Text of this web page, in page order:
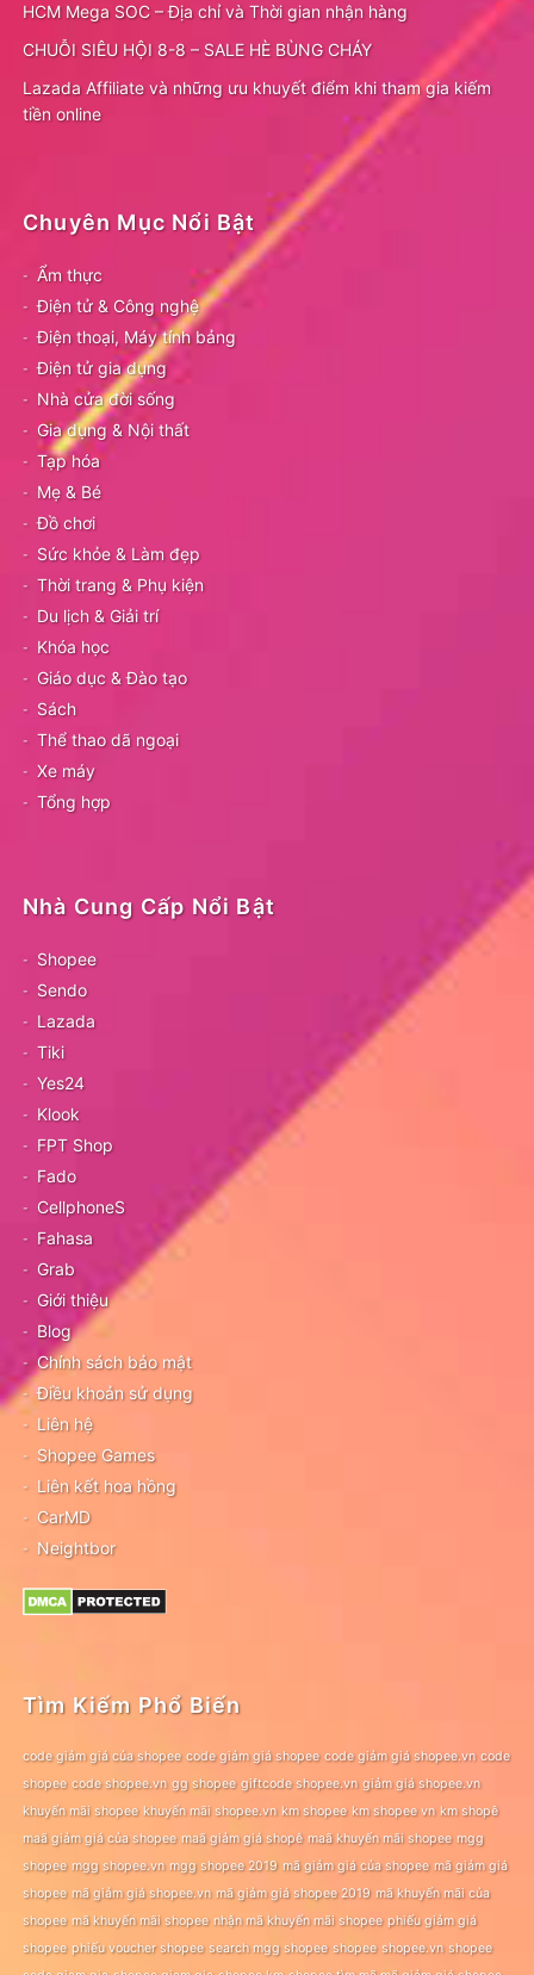
HCM Mega SOC – Địa chỉ và Thời gian nhận hàng
CHUỖI SIÊU HỘI 8-8 – SALE HÈ BÙNG CHÁY
Lazada Affiliate và những ưu khuyết điểm khi tham gia kiếm
tiền online
Chuyên Mục Nổi Bật
Ẩm thực
Điện tử & Công nghệ
Điện thoại, Máy tính bảng
Điện tử gia dụng
Nhà cửa đời sống
Gia dụng & Nội thất
Tạp hóa
Mẹ & Bé
Đồ chơi
Sức khỏe & Làm đẹp
Thời trang & Phụ kiện
Du lịch & Giải trí
Khóa học
Giáo dục & Đào tạo
Sách
Thể thao dã ngoại
Xe máy
Tổng hợp
Nhà Cung Cấp Nổi Bật
Shopee
Sendo
Lazada
Tiki
Yes24
Klook
FPT Shop
Fado
CellphoneS
Fahasa
Grab
Giới thiệu
Blog
Chính sách bảo mật
Điều khoản sử dụng
Liên hệ
Shopee Games
Liên kết hoa hồng
CarMD
Neightbor
Tìm Kiếm Phổ Biến
code giảm giá của shopee code giảm giá shopee code giảm giá shopee.vn code
shopee code shopee.vn gg shopee giftcode shopee.vn giảm giá shopee.vn
khuyến mãi shopee khuyến mãi shopee.vn km shopee km shopee vn km shopê
maã giảm giá của shopee maã giảm giá shopê maã khuyến mãi shopee mgg
shopee mgg shopee.vn mgg shopee 2019 mã giảm giá của shopee mã giảm giá
shopee mã giảm giá shopee.vn mã giảm giá shopee 2019 mã khuyến mãi của
shopee mã khuyến mãi shopee nhận mã khuyến mãi shopee phiếu giảm giá
shopee phiếu voucher shopee search mgg shopee shopee shopee.vn shopee